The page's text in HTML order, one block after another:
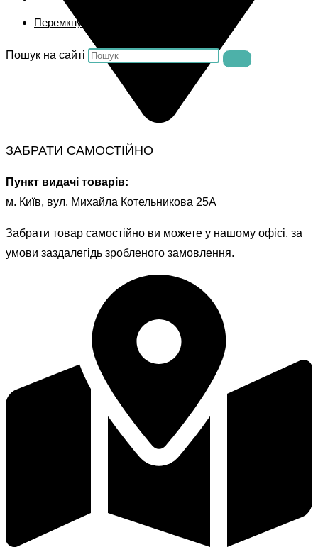
Перемкнути пошук на веб-сайті
Пошук на сайті
ЗАБРАТИ САМОСТІЙНО
Пункт видачі товарів:
м. Київ, вул. Михайла Котельникова 25А
Забрати товар самостійно ви можете у нашому офісі, за
умови заздалегідь зробленого замовлення.